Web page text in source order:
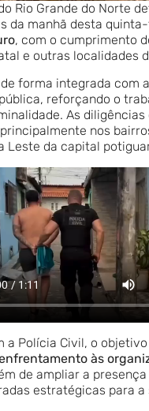
Rio Grande do Norte
da manhã desta
, com o cumprimento
e outras localidades
forma integrada com
reforçando o
As diligências
nos
Leste da capital
a Polícia Civil, o
às
de ampliar a
estratégicas para a